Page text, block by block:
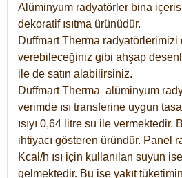
Alüminyum radyatörler bina
dekoratif ısıtma ürünüdür.
Duffmart Therma
verebileceğiniz gibi ahşap
ile de satın alabilirsiniz.
Duffmart Therma alüminyum
verimde ısı transferine uygun
ısıyı 0,64 litre su ile vermektedir.
ihtiyacı gösteren üründür. Panel
Kcal/h ısı için kullanılan suyun
gelmektedir. Bu ise yakıt